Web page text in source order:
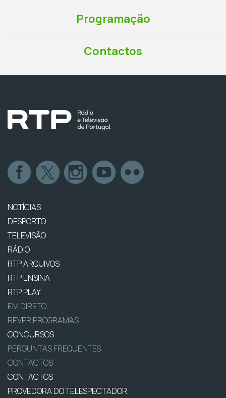
Programação
Contactos
NOTÍCIAS
DESPORTO
TELEVISÃO
RÁDIO
RTP ARQUIVOS
RTP ENSINA
RTP PLAY
EM DIRETO
REVER PROGRAMAS
CONCURSOS
PERGUNTAS FREQUENTES
CONTACTOS
CONTACTOS
PROVEDORA DO TELESPECTADOR